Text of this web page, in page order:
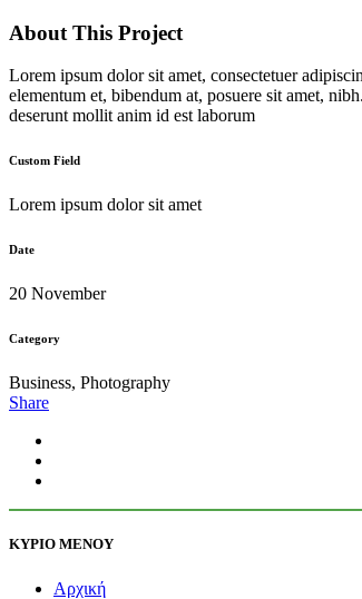
About This Project
Lorem ipsum dolor sit amet, consectetuer
elementum et, bibendum at, posuere sit amet,
deserunt mollit anim id est laborum
Custom Field
Lorem ipsum dolor sit amet
Date
20 November
Category
Business, Photography
Share
ΚΥΡΙΟ ΜΕΝΟΥ
Αρχική